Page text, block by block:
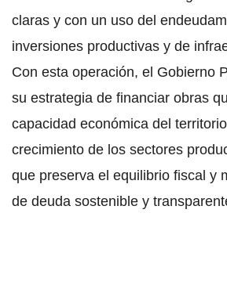
claras y con un uso del
inversiones productivas y de
Con esta operación, el Gobierno
su estrategia de financiar obras
capacidad económica del
crecimiento de los sectores
que preserva el equilibrio fiscal y
de deuda sostenible y